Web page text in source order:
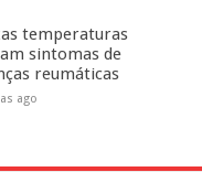
temperaturas
sintomas de
reumáticas
ago